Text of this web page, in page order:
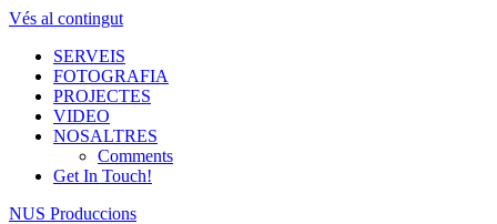
Vés al contingut
SERVEIS
FOTOGRAFIA
PROJECTES
VIDEO
NOSALTRES
Comments
Get In Touch!
NUS Produccions